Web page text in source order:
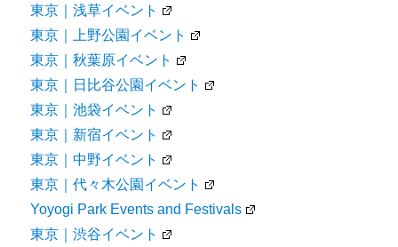
東京｜浅草イベント
東京｜上野公園イベント
東京｜秋葉原イベント
東京｜日比谷公園イベント
東京｜池袋イベント
東京｜新宿イベント
東京｜中野イベント
東京｜代々木公園イベント
Yoyogi Park Events and Festivals
東京｜渋谷イベント